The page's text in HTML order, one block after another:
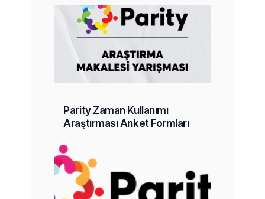
Parity Zaman Kullanımı
Araştırması Anket Formları